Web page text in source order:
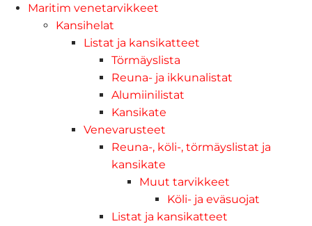
Maritim venetarvikkeet
Kansihelat
Listat ja kansikatteet
Törmäyslista
Reuna- ja ikkunalistat
Alumiinilistat
Kansikate
Venevarusteet
Reuna-, köli-, törmäyslistat ja
kansikate
Muut tarvikkeet
Köli- ja eväsuojat
Listat ja kansikatteet